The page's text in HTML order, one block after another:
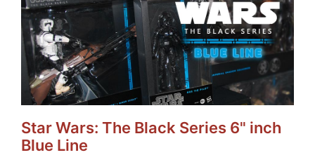
Star Wars: The Black Series 6" inch
Blue Line